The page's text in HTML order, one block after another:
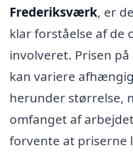
Frederiksværk, er
klar forståelse af de
involveret. Prisen
kan variere
herunder størrelse,
omfanget af
forvente at priserne